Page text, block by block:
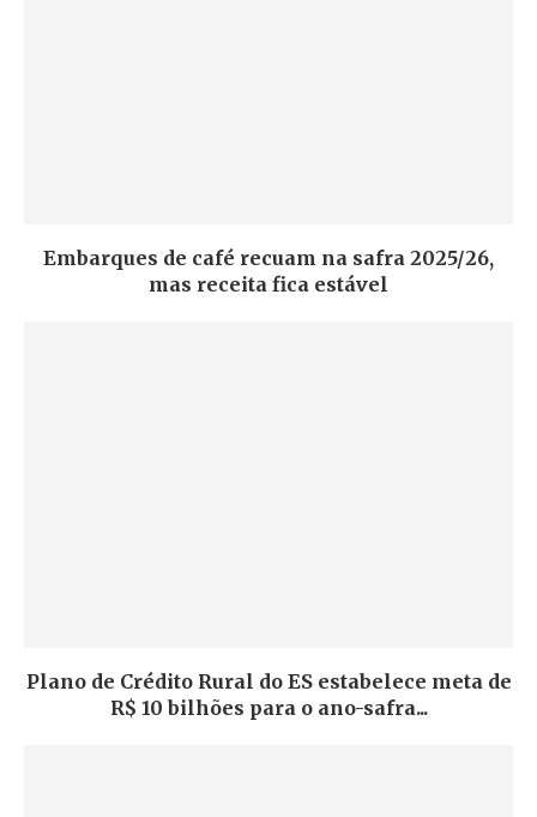
Embarques de café recuam na safra 2025/26,
mas receita fica estável
Plano de Crédito Rural do ES estabelece meta de
R$ 10 bilhões para o ano-safra...